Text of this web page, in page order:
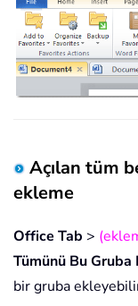
Açılan tüm
ekleme
Office Tab >
Tümünü Bu Gruba
bir gruba